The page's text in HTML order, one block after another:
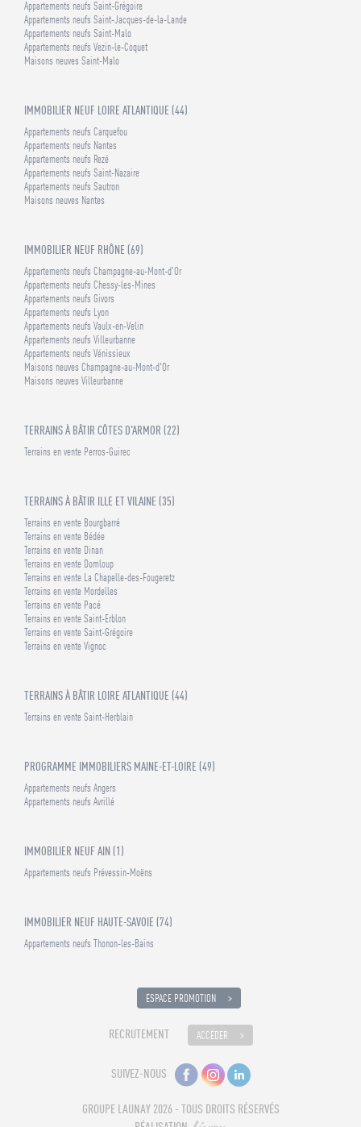
Appartements neufs Saint-Grégoire
Appartements neufs Saint-Jacques-de-la-Lande
Appartements neufs Saint-Malo
Appartements neufs Vezin-le-Coquet
Maisons neuves Saint-Malo
IMMOBILIER NEUF LOIRE ATLANTIQUE (44)
Appartements neufs Carquefou
Appartements neufs Nantes
Appartements neufs Rezé
Appartements neufs Saint-Nazaire
Appartements neufs Sautron
Maisons neuves Nantes
IMMOBILIER NEUF RHÔNE (69)
Appartements neufs Champagne-au-Mont-d'Or
Appartements neufs Chessy-les-Mines
Appartements neufs Givors
Appartements neufs Lyon
Appartements neufs Vaulx-en-Velin
Appartements neufs Villeurbanne
Appartements neufs Vénissieux
Maisons neuves Champagne-au-Mont-d'Or
Maisons neuves Villeurbanne
TERRAINS À BÂTIR CÔTES D'ARMOR (22)
Terrains en vente Perros-Guirec
TERRAINS À BÂTIR ILLE ET VILAINE (35)
Terrains en vente Bourgbarré
Terrains en vente Bédée
Terrains en vente Dinan
Terrains en vente Domloup
Terrains en vente La Chapelle-des-Fougeretz
Terrains en vente Mordelles
Terrains en vente Pacé
Terrains en vente Saint-Erblon
Terrains en vente Saint-Grégoire
Terrains en vente Vignoc
TERRAINS À BÂTIR LOIRE ATLANTIQUE (44)
Terrains en vente Saint-Herblain
PROGRAMME IMMOBILIERS MAINE-ET-LOIRE (49)
Appartements neufs Angers
Appartements neufs Avrillé
IMMOBILIER NEUF AIN (1)
Appartements neufs Prévessin-Moëns
IMMOBILIER NEUF HAUTE-SAVOIE (74)
Appartements neufs Thonon-les-Bains
ESPACE PROMOTION
RECRUTEMENT ACCÉDER
SUIVEZ-NOUS
GROUPE LAUNAY 2026 - TOUS DROITS RÉSERVÉS